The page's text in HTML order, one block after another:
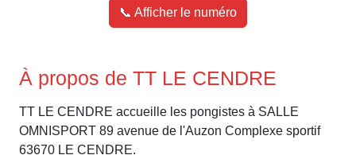
📞 Afficher le numéro
À propos de TT LE CENDRE
TT LE CENDRE accueille les pongistes à SALLE
OMNISPORT 89 avenue de l'Auzon Complexe sportif
63670 LE CENDRE.